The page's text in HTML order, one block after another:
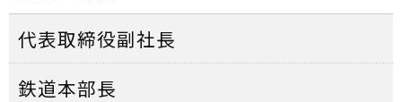
代表取締役副社長
鉄道本部長